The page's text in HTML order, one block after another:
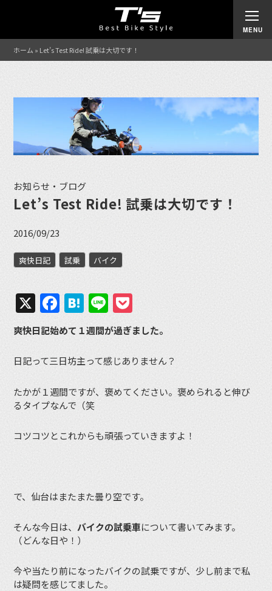
ホーム » Let’s Test Ride! 試乗は大切です！
お知らせ・ブログ
Let’s Test Ride! 試乗は大切です！
2016/09/23
爽快日記 試乗 バイク
X Facebook
Hatena
Line
爽快日記始めて１週間が過ぎました。
日記って三日坊主って感じありません？
たかが１週間ですが、褒めてください。褒められると伸び
るタイプなんで（笑
コツコツとこれからも頑張っていきますよ！
で、仙台はまたまた曇り空です。
そんな今日は、 バイクの試乗車について書いてみます。
（どんな日や！）
今や当たり前になったバイクの試乗ですが、少し前まで私
は疑問を感じてました。